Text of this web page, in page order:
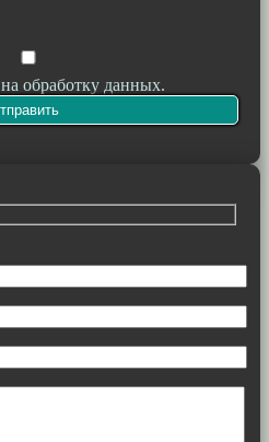
на обработку данных.